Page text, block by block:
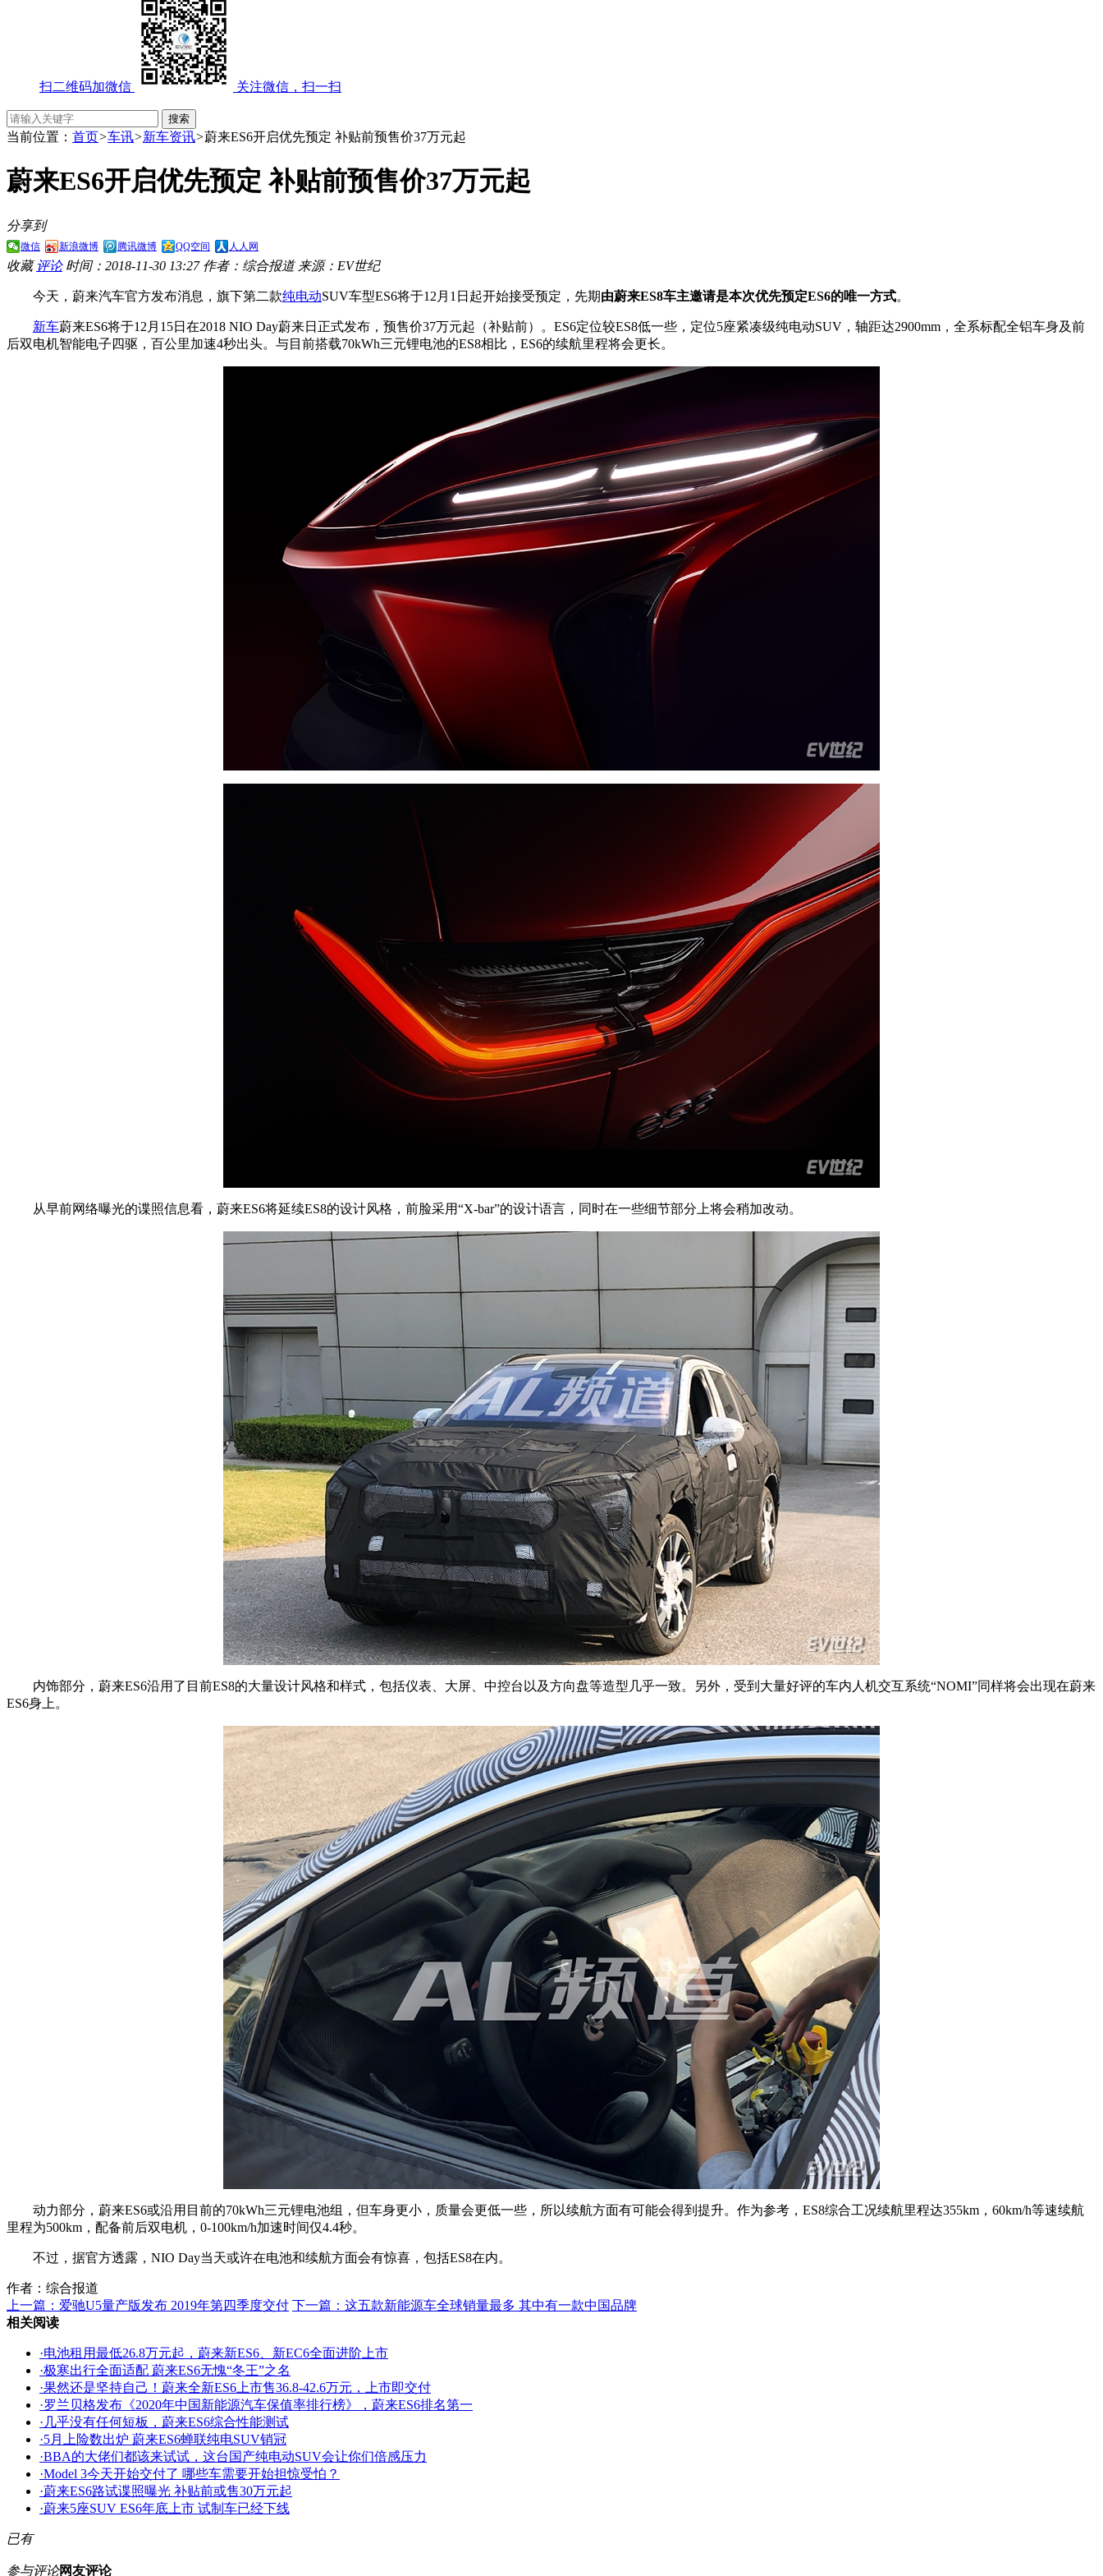
扫二维码加微信 关注微信，扫一扫
当前位置： 首页>车讯>新车资讯>蔚来ES6开启优先预定 补贴前预售价37万元起
蔚来ES6开启优先预定 补贴前预售价37万元起
分享到
微信 新浪微博 腾讯微博 QQ空间 人人网
收藏 评论 时间：2018-11-30 13:27 作者：综合报道 来源：EV世纪
今天，蔚来汽车官方发布消息，旗下第二款纯电动SUV车型ES6将于12月1日起开始接受预定，先期由蔚来ES8车主邀请是本次优先预定ES6的唯一方式。
新车蔚来ES6将于12月15日在2018 NIO Day蔚来日正式发布，预售价37万元起（补贴前）。ES6定位较ES8低一些，定位5座紧凑级纯电动SUV，轴距达2900mm，全系标配全铝车身及前
后双电机智能电子四驱，百公里加速4秒出头。与目前搭载70kWh三元锂电池的ES8相比，ES6的续航里程将会更长。
从早前网络曝光的谍照信息看，蔚来ES6将延续ES8的设计风格，前脸采用“X-bar”的设计语言，同时在一些细节部分上将会稍加改动。
内饰部分，蔚来ES6沿用了目前ES8的大量设计风格和样式，包括仪表、大屏、中控台以及方向盘等造型几乎一致。另外，受到大量好评的车内人机交互系统“NOMI”同样将会出现在蔚来
ES6身上。
动力部分，蔚来ES6或沿用目前的70kWh三元锂电池组，但车身更小，质量会更低一些，所以续航方面有可能会得到提升。作为参考，ES8综合工况续航里程达355km，60km/h等速续航
里程为500km，配备前后双电机，0-100km/h加速时间仅4.4秒。
不过，据官方透露，NIO Day当天或许在电池和续航方面会有惊喜，包括ES8在内。
作者：综合报道
上一篇： 爱驰U5量产版发布 2019年第四季度交付 下一篇： 这五款新能源车全球销量最多 其中有一款中国品牌
相关阅读
·电池租用最低26.8万元起，蔚来新ES6、新EC6全面进阶上市
·极寒出行全面适配 蔚来ES6无愧“冬王”之名
·果然还是坚持自己！蔚来全新ES6上市售36.8-42.6万元，上市即交付
·罗兰贝格发布《2020年中国新能源汽车保值率排行榜》，蔚来ES6排名第一
· 几乎没有任何短板，蔚来ES6综合性能测试
·5月上险数出炉 蔚来ES6蝉联纯电SUV销冠
·BBA的大佬们都该来试试，这台国产纯电动SUV会让你们倍感压力
·Model 3今天开始交付了 哪些车需要开始担惊受怕？
·蔚来ES6路试谍照曝光 补贴前或售30万元起
·蔚来5座SUV ES6年底上市 试制车已经下线
已有
参与评论网友评论